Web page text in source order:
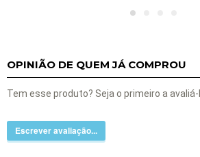
OPINIÃO DE QUEM JÁ COMPROU
Tem esse produto? Seja o primeiro a avaliá-
Escrever avaliação...